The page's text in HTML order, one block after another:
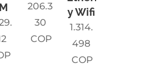
206.3
30
COP
y Wifi
1.314.
498
COP